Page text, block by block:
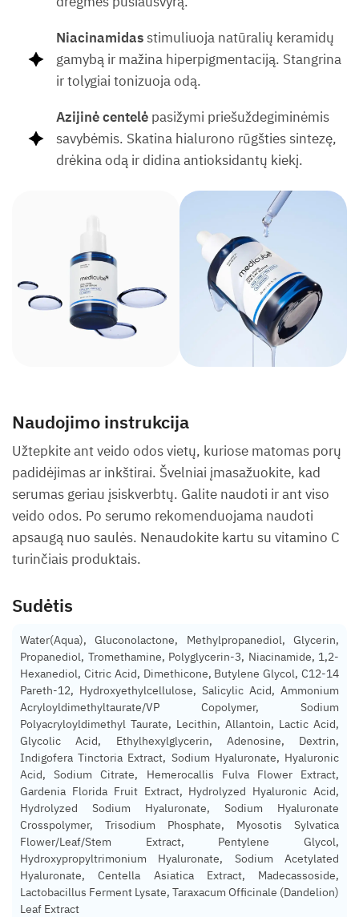
Niacinamidasstimuliuoja natūralių keramidų
gamybą ir mažina hiperpigmentaciją. Stangrina
ir tolygiai tonizuoja odą.
Azijinė centelė pasižymi priešuždegiminėmis
savybėmis. Skatina hialurono rūgšties sintezę,
drėkina odą ir didina antioksidantų kiekį.
Naudojimo instrukcija
Užtepkite ant veido odos vietų, kuriose matomas porų
padidėjimas ar inkštirai. Švelniai įmasažuokite, kad
serumas geriau įsiskverbtų. Galite naudoti ir ant viso
veido odos. Po serumo rekomenduojama naudoti
apsaugą nuo saulės. Nenaudokite kartu su vitamino C
turinčiais produktais.
Sudėtis
Water(Aqua), Gluconolactone, Methylpropanediol, Glycerin,
Propanediol, Tromethamine, Polyglycerin-3, Niacinamide, 1,2-
Hexanediol, Citric Acid, Dimethicone, Butylene Glycol, C12-14
Pareth-12, Hydroxyethylcellulose, Salicylic Acid, Ammonium
Acryloyldimethyltaurate/VP Copolymer, Sodium
Polyacryloyldimethyl Taurate, Lecithin, Allantoin, Lactic Acid,
Glycolic Acid, Ethylhexylglycerin, Adenosine, Dextrin,
Indigofera Tinctoria Extract, Sodium Hyaluronate, Hyaluronic
Acid, Sodium Citrate, Hemerocallis Fulva Flower Extract,
Gardenia Florida Fruit Extract, Hydrolyzed Hyaluronic Acid,
Hydrolyzed Sodium Hyaluronate, Sodium Hyaluronate
Crosspolymer, Trisodium Phosphate, Myosotis Sylvatica
Flower/Leaf/Stem Extract, Pentylene Glycol,
Hydroxypropyltrimonium Hyaluronate, Sodium Acetylated
Hyaluronate, Centella Asiatica Extract, Madecassoside,
Lactobacillus Ferment Lysate, Taraxacum Officinale (Dandelion)
Leaf Extract